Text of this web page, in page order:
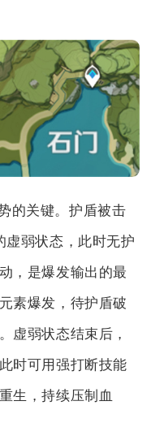
的关键。护盾被击
虚弱状态，此时无护
，是爆发输出的最
素爆发，待护盾破
虚弱状态结束后，
时可用强打断技能
生，持续压制血